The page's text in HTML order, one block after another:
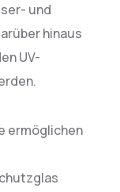
und
hinaus
UV-
ermöglichen